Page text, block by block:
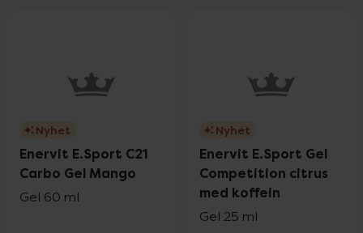
Nyhet
Enervit E.Sport C21
Carbo Gel Mango
Gel 60 ml
Nyhet
Enervit E.Sport Gel
Competition citrus
med koffein
Gel 25 ml